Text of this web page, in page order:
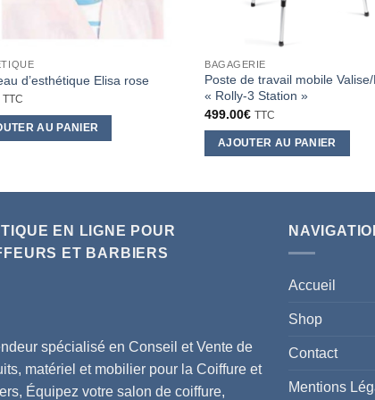
d’esthétique Elisa rose
TTC
AU PANIER
BAGAGERIE
Poste de travail mobile
« Rolly-3 Station »
499.00€ TTC
AJOUTER AU PANIER
EN LIGNE POUR
ET BARBIERS
spécialisé en Conseil et Vente de
matériel et mobilier pour la Coiffure et
Équipez votre salon de coiffure,
Accueil
Shop
Contact
Mentions